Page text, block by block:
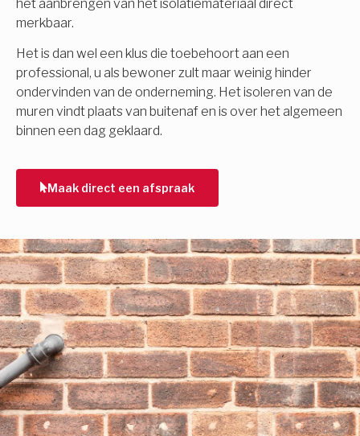
het aanbrengen van het isolatiemateriaal direct
merkbaar.
Het is dan wel een klus die toebehoort aan een
professional, u als bewoner zult maar weinig hinder
ondervinden van de onderneming. Het isoleren van de
muren vindt plaats van buitenaf en is over het algemeen
binnen een dag geklaard.
Maak direct een afspraak